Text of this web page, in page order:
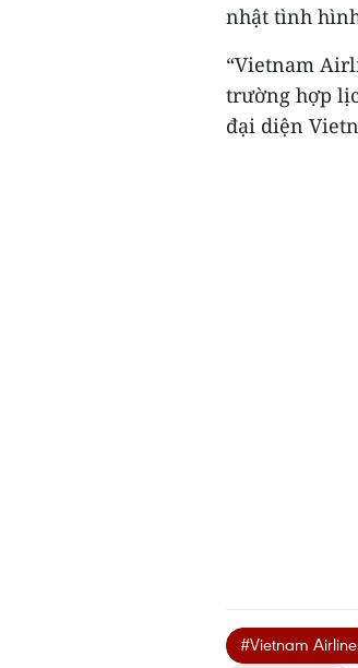
nhật tình
“Vietnam
trường hợp
đại diện
#Vietnam